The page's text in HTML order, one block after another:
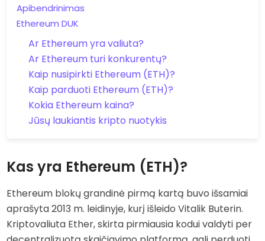
Apibendrinimas
Ethereum DUK
Ar Ethereum yra valiuta?
Ar Ethereum turi konkurentų?
Kaip nusipirkti Ethereum (ETH)?
Kaip parduoti Ethereum (ETH)?
Kokia Ethereum kaina?
Jūsų laukiantis kripto nuotykis
Kas yra Ethereum (ETH)?
Ethereum blokų grandinė pirmą kartą buvo išsamiai
aprašyta 2013 m. leidinyje, kurį išleido Vitalik Buterin.
Kriptovaliuta Ether, skirta pirmiausia kodui valdyti per